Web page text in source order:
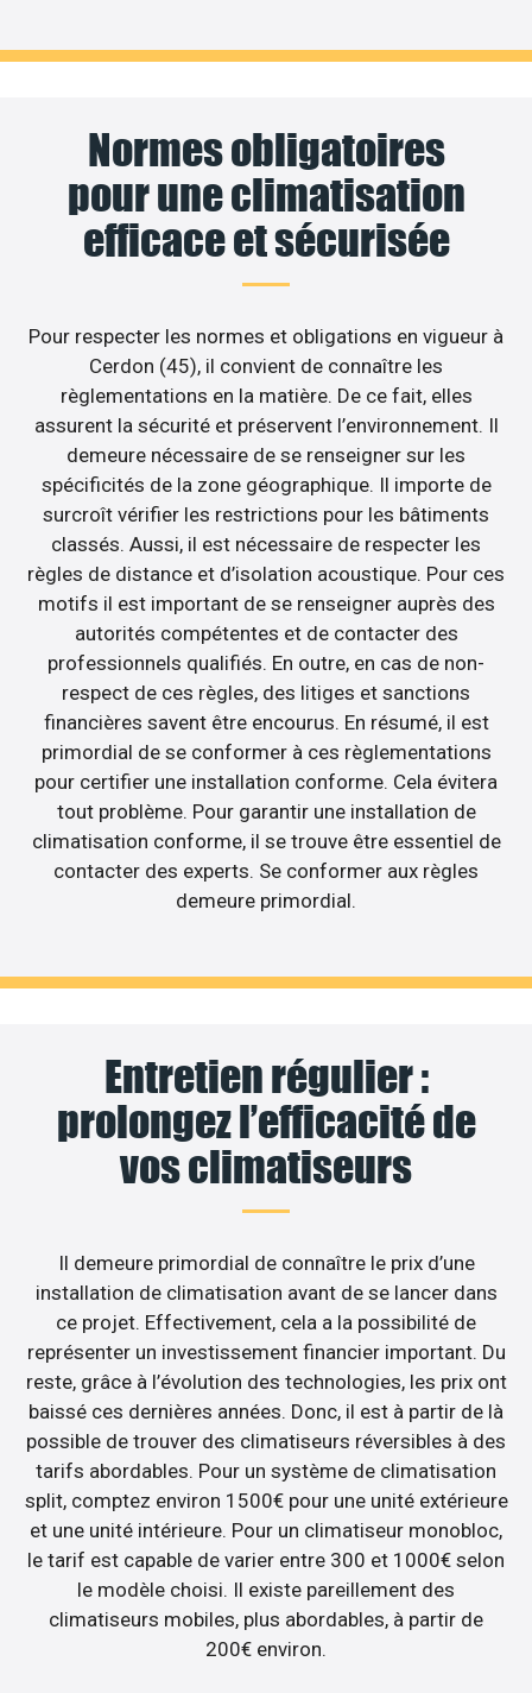
Normes obligatoires
pour une climatisation
efficace et sécurisée
Pour respecter les normes et obligations en vigueur à
Cerdon (45), il convient de connaître les
règlementations en la matière. De ce fait, elles
assurent la sécurité et préservent l’environnement. Il
demeure nécessaire de se renseigner sur les
spécificités de la zone géographique. Il importe de
surcroît vérifier les restrictions pour les bâtiments
classés. Aussi, il est nécessaire de respecter les
règles de distance et d’isolation acoustique. Pour ces
motifs il est important de se renseigner auprès des
autorités compétentes et de contacter des
professionnels qualifiés. En outre, en cas de non-
respect de ces règles, des litiges et sanctions
financières savent être encourus. En résumé, il est
primordial de se conformer à ces règlementations
pour certifier une installation conforme. Cela évitera
tout problème. Pour garantir une installation de
climatisation conforme, il se trouve être essentiel de
contacter des experts. Se conformer aux règles
demeure primordial.
Entretien régulier :
prolongez l’efficacité de
vos climatiseurs
Il demeure primordial de connaître le prix d’une
installation de climatisation avant de se lancer dans
ce projet. Effectivement, cela a la possibilité de
représenter un investissement financier important. Du
reste, grâce à l’évolution des technologies, les prix ont
baissé ces dernières années. Donc, il est à partir de là
possible de trouver des climatiseurs réversibles à des
tarifs abordables. Pour un système de climatisation
split, comptez environ 1500€ pour une unité extérieure
et une unité intérieure. Pour un climatiseur monobloc,
le tarif est capable de varier entre 300 et 1000€ selon
le modèle choisi. Il existe pareillement des
climatiseurs mobiles, plus abordables, à partir de
200€ environ.